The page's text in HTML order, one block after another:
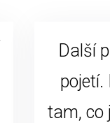
Další
pojetí.
tam, co